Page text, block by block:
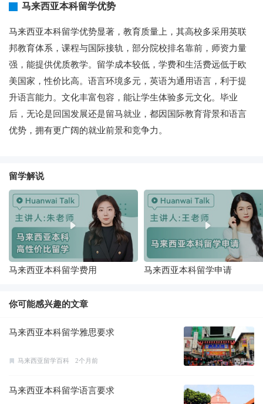
马来西亚本科留学优势
马来西亚本科留学优势显著，教育质量上，其高校多采用英联
邦教育体系，课程与国际接轨，部分院校排名靠前，师资力量
强，能提供优质教学。留学成本较低，学费和生活费远低于欧
美国家，性价比高。语言环境多元，英语为通用语言，利于提
升语言能力。文化丰富包容，能让学生体验多元文化。毕业
后，无论是回国发展还是留马就业，都因国际教育背景和语言
优势，拥有更广阔的就业前景和竞争力。
留学解说
马来西亚本科留学费用 马来西亚本科留学申请
你可能感兴趣的文章
马来西亚本科留学雅思要求
马来西亚留学百科 2个月前
马来西亚本科留学语言要求